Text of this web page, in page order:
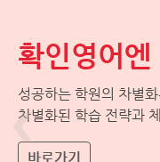
확인영어엔
성공하는 학원의 차별
차별화된 학습 전략과
바로가기
new라운드
브리테니커 백과사전을
지식기반 영어 학습 프
바로가기